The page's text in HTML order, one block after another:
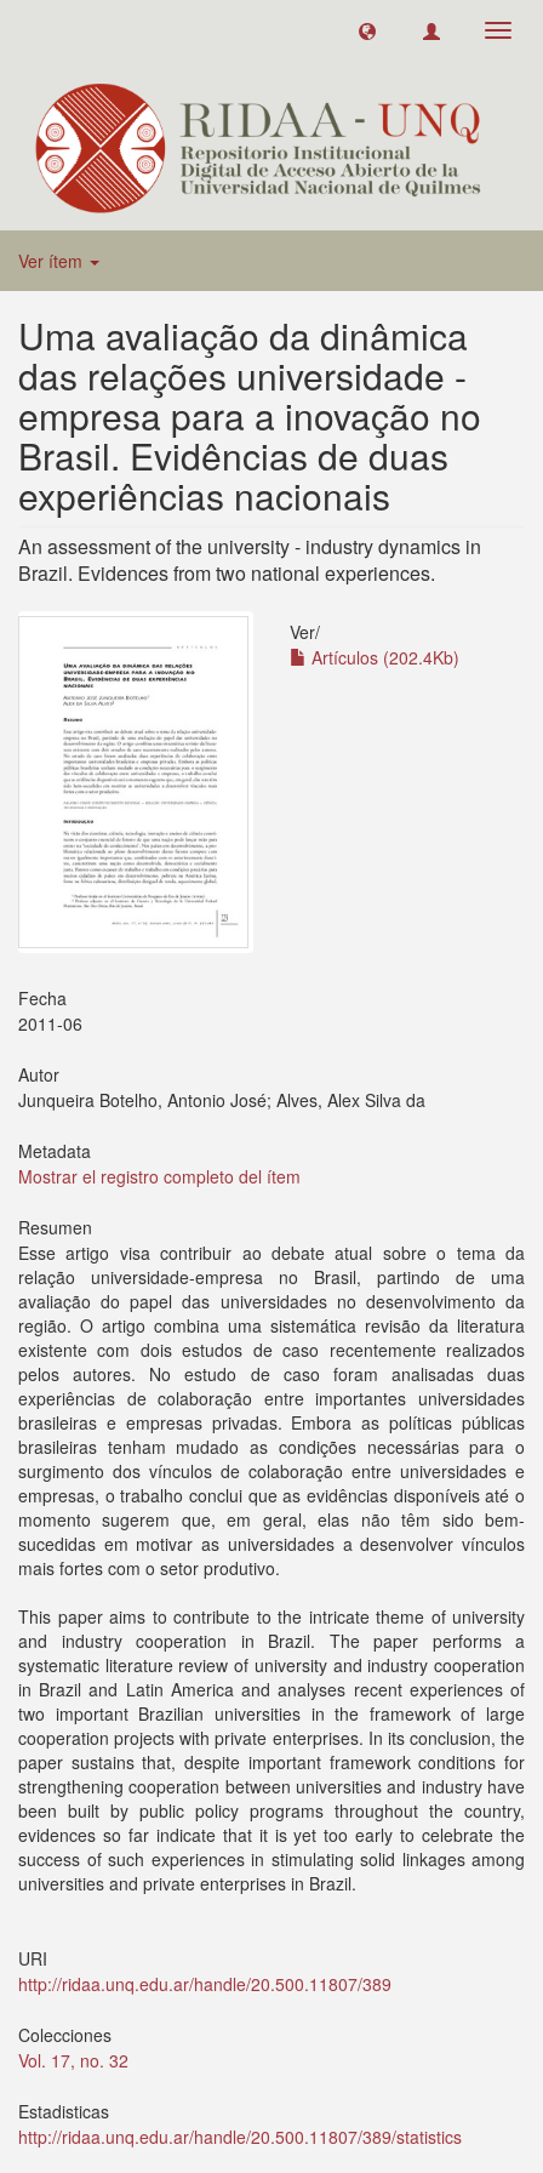
Ver ítem
Uma avaliação da dinâmica
das relações universidade -
empresa para a inovação no
Brasil. Evidências de duas
experiências nacionais
An assessment of the university - industry dynamics in
Brazil. Evidences from two national experiences.
Ver/
Artículos (202.4Kb)
Fecha
2011-06
Autor
Junqueira Botelho, Antonio José; Alves, Alex Silva da
Metadata
Mostrar el registro completo del ítem
Resumen
Esse artigo visa contribuir ao debate atual sobre o tema da
relação universidade-empresa no Brasil, partindo de uma
avaliação do papel das universidades no desenvolvimento da
região. O artigo combina uma sistemática revisão da literatura
existente com dois estudos de caso recentemente realizados
pelos autores. No estudo de caso foram analisadas duas
experiências de colaboração entre importantes universidades
brasileiras e empresas privadas. Embora as políticas públicas
brasileiras tenham mudado as condições necessárias para o
surgimento dos vínculos de colaboração entre universidades e
empresas, o trabalho conclui que as evidências disponíveis até o
momento sugerem que, em geral, elas não têm sido bem-
sucedidas em motivar as universidades a desenvolver vínculos
mais fortes com o setor produtivo.
This paper aims to contribute to the intricate theme of university
and industry cooperation in Brazil. The paper performs a
systematic literature review of university and industry cooperation
in Brazil and Latin America and analyses recent experiences of
two important Brazilian universities in the framework of large
cooperation projects with private enterprises. In its conclusion, the
paper sustains that, despite important framework conditions for
strengthening cooperation between universities and industry have
been built by public policy programs throughout the country,
evidences so far indicate that it is yet too early to celebrate the
success of such experiences in stimulating solid linkages among
universities and private enterprises in Brazil.
URI
http://ridaa.unq.edu.ar/handle/20.500.11807/389
Colecciones
Vol. 17, no. 32
Estadisticas
http://ridaa.unq.edu.ar/handle/20.500.11807/389/statistics